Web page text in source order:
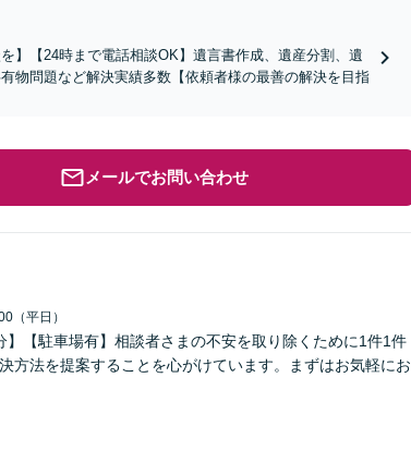
】【24時まで電話相談OK】遺言書作成、遺産分割、遺
物問題など解決実績多数【依頼者様の最善の解決を目指
メールでお問い合わせ
（平日）
【駐車場有】相談者さまの不安を取り除くために1件1件
方法を提案することを心がけています。まずはお気軽にお